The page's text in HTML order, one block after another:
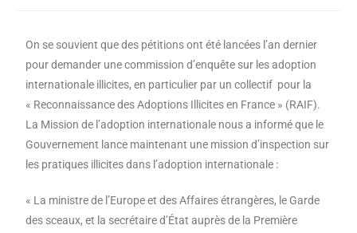
On se souvient que des pétitions ont été lancées l’an dernier
pour demander une commission d’enquête sur les adoption
internationale illicites, en particulier par un collectif pour la
« Reconnaissance des Adoptions Illicites en France » (RAIF).
La Mission de l’adoption internationale nous a informé que le
Gouvernement lance maintenant une mission d’inspection sur
les pratiques illicites dans l’adoption internationale :
« La ministre de l’Europe et des Affaires étrangères, le Garde
des sceaux, et la secrétaire d’État auprès de la Première